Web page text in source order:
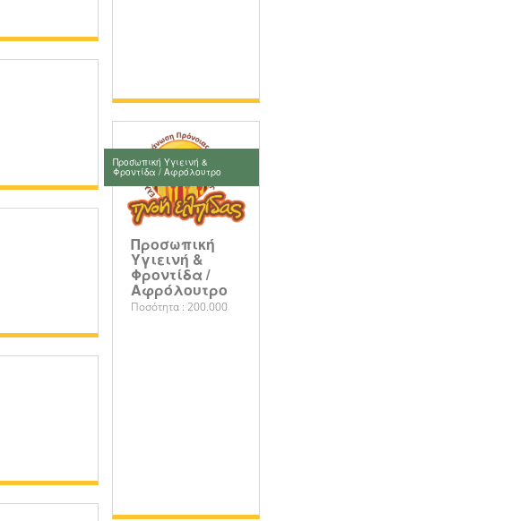
Προσωπική Υγιεινή &
Φροντίδα / Αφρόλουτρο
Προσωπική
Υγιεινή &
Φροντίδα /
Αφρόλουτρο
Ποσότητα : 200.000